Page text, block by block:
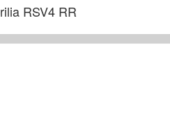
RSV4 RR